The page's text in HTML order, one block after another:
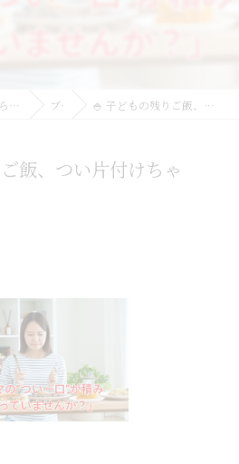
大阪府大阪市の耳つぼなら耳つぼダイエットサロンふーみん ブログ 🍚 子どもの残りご飯、つい片付けちゃう“母あるある”
飯、つい片付けちゃ